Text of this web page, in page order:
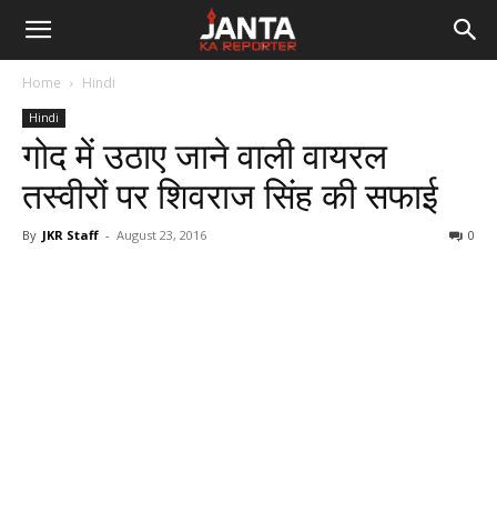
Janta
Reporter
Home Hindi
Hindi
गोद में उठाए जाने वाली वायरल
तस्वीरों पर शिवराज सिंह की सफाई
By JKR Staff - August 23, 2016 0